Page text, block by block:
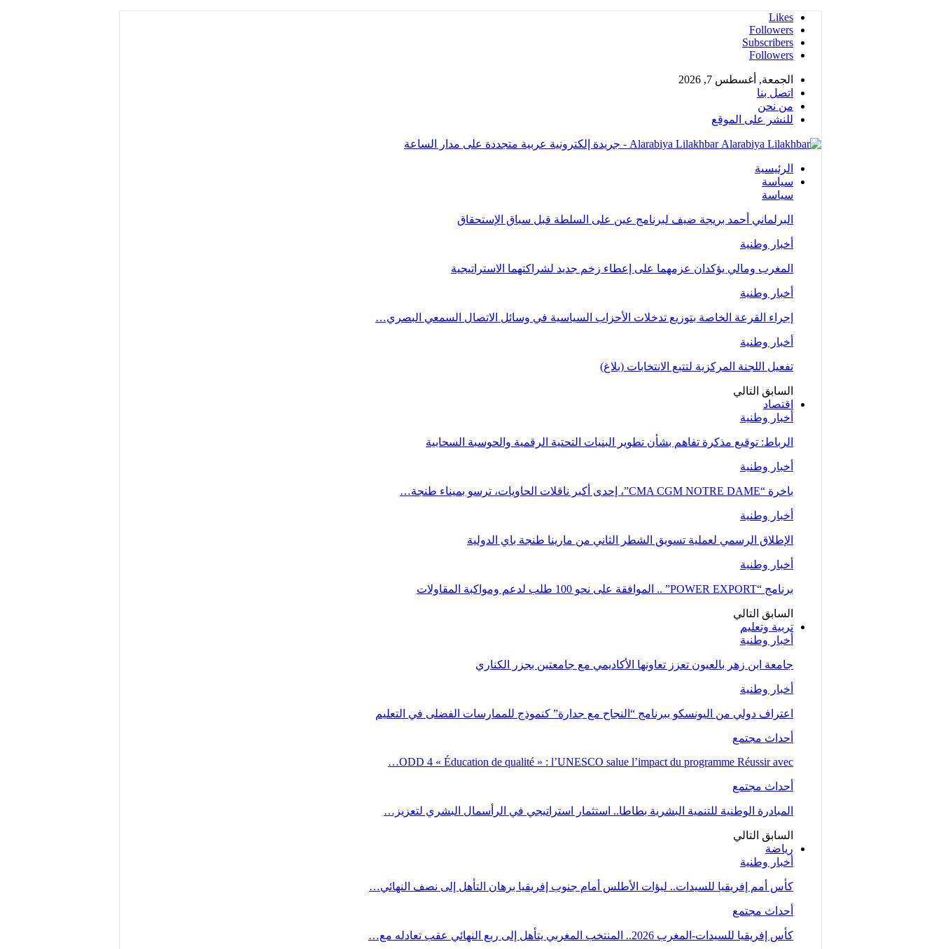
Likes
Followers
Subscribers
Followers
الجمعة, أغسطس 7, 2026
اتصل بنا
من نحن
للنشر على الموقع
Alarabiya Lilakhbar - جريدة إلكترونية عربية متجددة على مدار الساعة
الرئيسية
سياسة
سياسة
البرلماني أحمد بريجة ضيف لبرنامج عين على السلطة قبل سباق الإستحقاق
أخبار وطنية
المغرب ومالي يؤكدان عزمهما على إعطاء زخم جديد لشراكتهما الاستراتيجية
أخبار وطنية
إجراء القرعة الخاصة بتوزيع تدخلات الأحزاب السياسية في وسائل الاتصال السمعي البصري…
أخبار وطنية
تفعيل اللجنة المركزية لتتبع الانتخابات (بلاغ)
السابق التالي
اقتصاد
أخبار وطنية
الرباط: توقيع مذكرة تفاهم بشأن تطوير البنيات التحتية الرقمية والحوسبة السحابية
أخبار وطنية
باخرة “CMA CGM NOTRE DAME”، إحدى أكبر ناقلات الحاويات، ترسو بميناء طنجة…
أخبار وطنية
الإطلاق الرسمي لعملية تسويق الشطر الثاني من مارينا طنجة باي الدولية
أخبار وطنية
برنامج “POWER EXPORT” .. الموافقة على نحو 100 طلب لدعم ومواكبة المقاولات
السابق التالي
تربية وتعليم
أخبار وطنية
جامعة ابن زهر بالعيون تعزز تعاونها الأكاديمي مع جامعتين بجزر الكناري
أخبار وطنية
اعتراف دولي من اليونسكو ببرنامج “النجاح مع جدارة” كنموذج للممارسات الفضلى في التعليم
أحداث مجتمع
ODD 4 « Éducation de qualité » : l’UNESCO salue l’impact du programme Réussir avec…
أحداث مجتمع
المبادرة الوطنية للتنمية البشرية بطاطا.. استثمار استراتيجي في الرأسمال البشري لتعزيز…
السابق التالي
رياضة
أخبار وطنية
كأس أمم إفريقيا للسيدات.. لبؤات الأطلس أمام جنوب إفريقيا برهان التأهل إلى نصف النهائي…
أحداث مجتمع
كأس إفريقيا للسيدات-المغرب 2026.. المنتخب المغربي يتأهل إلى ربع النهائي عقب تعادله مع…